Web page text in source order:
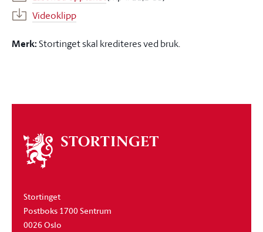
Videoklipp
Merk:Stortinget skal krediteres ved bruk.
Om
stortinget
Stortinget
Postboks 1700 Sentrum
0026 Oslo